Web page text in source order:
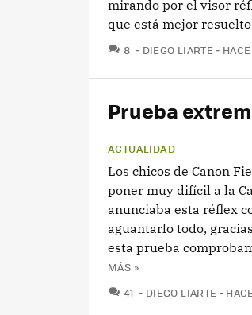
mirando por el visor
que está mejor
8 COMENTARIOS
DIEGO LIARTE
Prueba
ACTUALIDAD
Los chicos de Canon
poner muy difícil a la
anunciaba esta réflex
aguantarlo todo,
esta prueba
MÁS »
41 COMENTARIOS
DIEGO LIARTE